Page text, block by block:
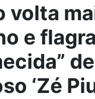
volta
e
‘Zé